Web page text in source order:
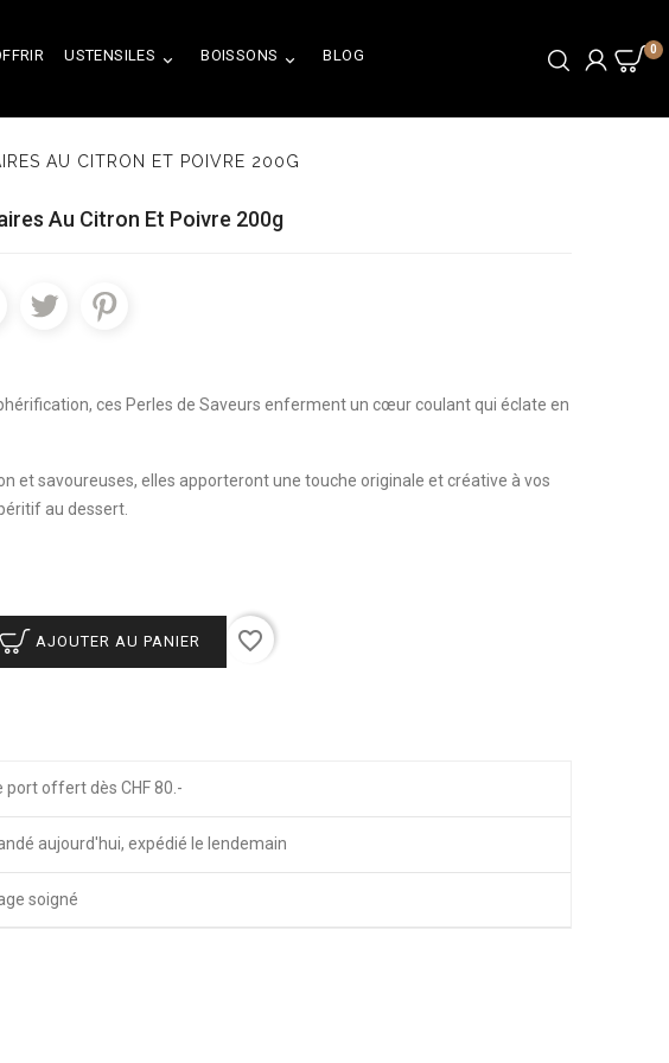
0

USTENSILES 
BOISSONS BLOG
AU CITRON ET POIVRE 200G
Au Citron Et Poivre 200g
ces Perles de Saveurs enferment un cœur coulant qui éclate en
et savoureuses, elles apporteront une touche originale et créative à vos
au dessert.
AJOUTER AU PANIER favorite_border
port offert dès CHF 80.-
aujourd'hui, expédié le lendemain
soigné